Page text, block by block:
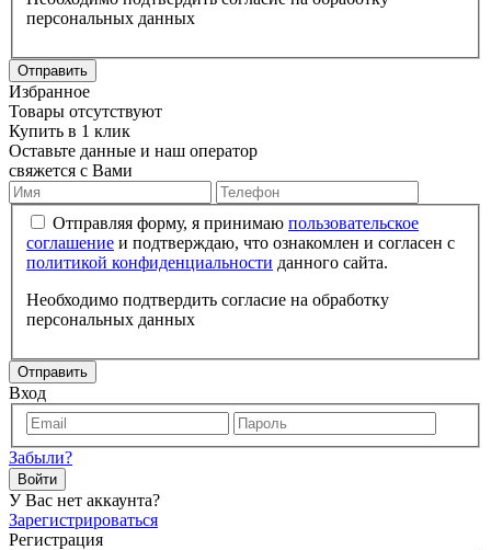
персональных данных
Отправить
Избранное
Товары отсутствуют
Купить в 1 клик
Оставьте данные и наш оператор
свяжется с Вами
Отправляя форму, я принимаю пользовательское
соглашение и подтверждаю, что ознакомлен и согласен с
политикой конфиденциальности данного сайта.
Необходимо подтвердить согласие на обработку
персональных данных
Отправить
Вход
Забыли?
Войти
У Вас нет аккаунта?
Зарегистрироваться
Регистрация